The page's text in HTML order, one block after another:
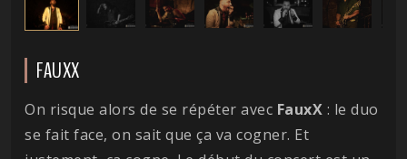
FAUXX
On risque alors de se répéter avec FauxX : le duo
se fait face, on sait que ça va cogner. Et